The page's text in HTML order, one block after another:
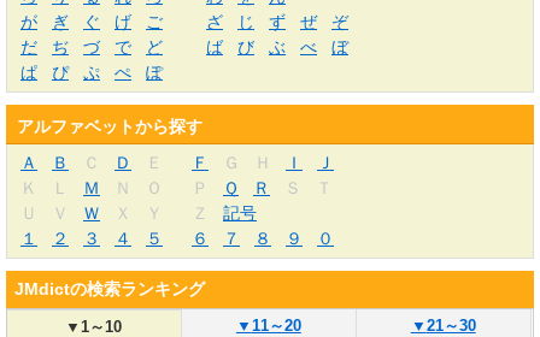
が
ぎ ぐ げ ご ざ じ ず ぜ
ぞ
だ
ぢ づ で ど ば び ぶ べ
ぼ
ぱ
ぴ ぷ ぺ ぽ
アルファベットから探す
Ａ
Ｂ Ｃ Ｄ Ｅ Ｆ Ｇ Ｈ Ｉ
Ｊ
Ｋ
Ｌ Ｍ Ｎ Ｏ Ｐ Ｑ Ｒ Ｓ
Ｔ
Ｕ
Ｖ Ｗ Ｘ Ｙ Ｚ
記号
１
２ ３ ４ ５ ６ ７ ８ ９ ０
JMdictの検索ランキング
▼1～10 ▼ 11～20 ▼ 21～30